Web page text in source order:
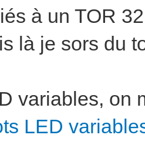
à un TOR
là je sors du
variables, on
LED